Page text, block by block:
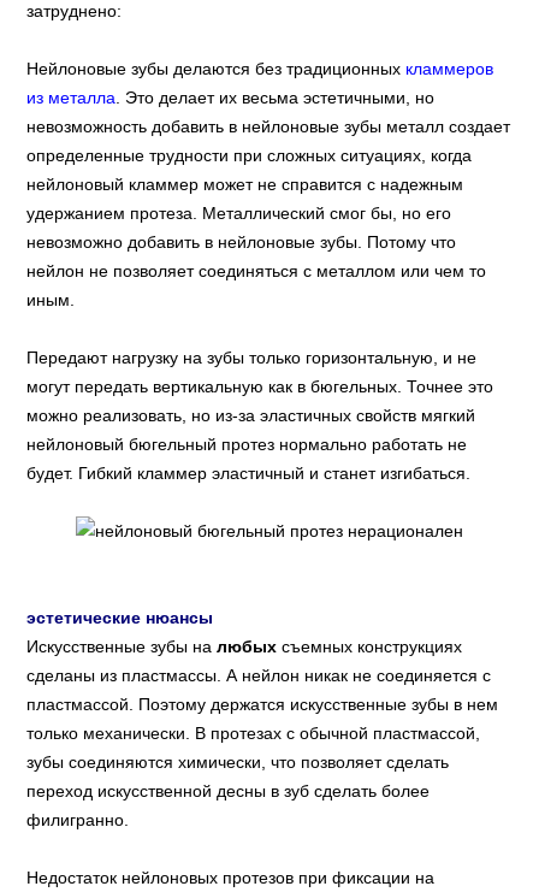
затруднено:
Нейлоновые зубы делаются без традиционных кламмеров
из металла . Это делает их весьма эстетичными, но
невозможность добавить в нейлоновые зубы металл создает
определенные трудности при сложных ситуациях, когда
нейлоновый кламмер может не справится с надежным
удержанием протеза. Металлический смог бы, но его
невозможно добавить в нейлоновые зубы. Потому что
нейлон не позволяет соединяться с металлом или чем то
иным.
Передают нагрузку на зубы только горизонтальную, и не
могут передать вертикальную как в бюгельных. Точнее это
можно реализовать, но из-за эластичных свойств мягкий
нейлоновый бюгельный протез нормально работать не
будет. Гибкий кламмер эластичный и станет изгибаться.
эстетические нюансы
Искусственные зубы налюбых съемных конструкциях
сделаны из пластмассы. А нейлон никак не соединяется с
пластмассой. Поэтому держатся искусственные зубы в нем
только механически. В протезах с обычной пластмассой,
зубы соединяются химически, что позволяет сделать
переход искусственной десны в зуб сделать более
филигранно.
Недостаток нейлоновых протезов при фиксации на